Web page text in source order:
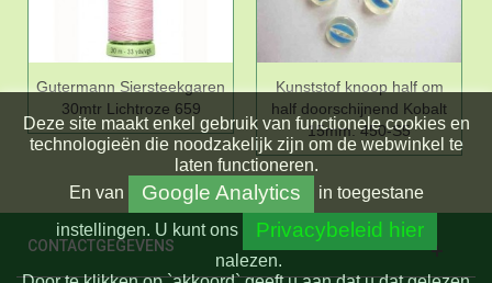
Gutermann Siersteekgaren
30mtr Lichtroze 659
Kunststof knoop half om
half doorschijnend Kobalt
15mm. 450-S5
CONTACTGEGEVENS
Deze site maakt enkel gebruik van functionele cookies en
technologieën die noodzakelijk zijn om de webwinkel te
laten functioneren.
En van Google Analytics
in toegestane
instellingen. U kunt ons Privacybeleid hier
nalezen.